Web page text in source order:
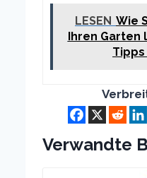
LESEN Wie
Ihren Garten
Tipps
Verwandte